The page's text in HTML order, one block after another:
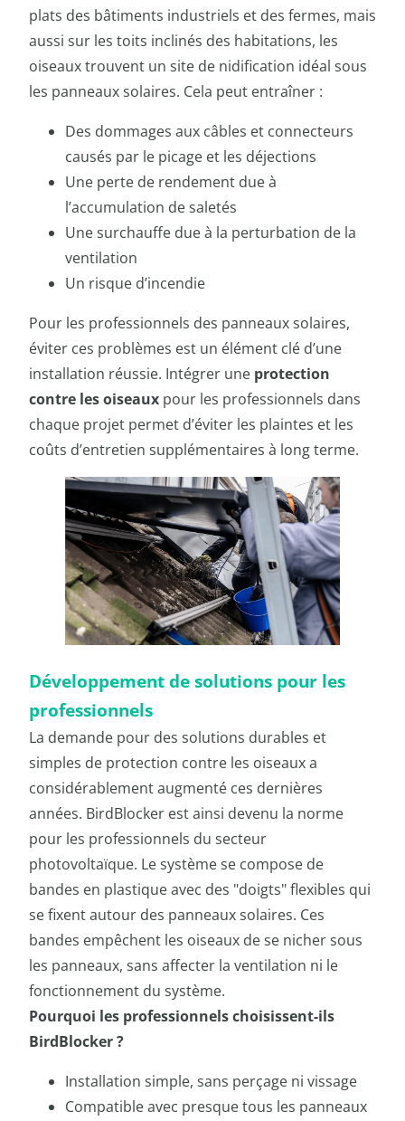
plats des bâtiments industriels et des fermes, mais
aussi sur les toits inclinés des habitations, les
oiseaux trouvent un site de nidification idéal sous
les panneaux solaires. Cela peut entraîner :
Des dommages aux câbles et connecteurs
causés par le picage et les déjections
Une perte de rendement due à
l’accumulation de saletés
Une surchauffe due à la perturbation de la
ventilation
Un risque d’incendie
Pour les professionnels des panneaux solaires,
éviter ces problèmes est un élément clé d’une
installation réussie. Intégrer une protection
contre les oiseaux pour les professionnels dans
chaque projet permet d’éviter les plaintes et les
coûts d’entretien supplémentaires à long terme.
Développement de solutions pour les
professionnels
La demande pour des solutions durables et
simples de protection contre les oiseaux a
considérablement augmenté ces dernières
années. BirdBlocker est ainsi devenu la norme
pour les professionnels du secteur
photovoltaïque. Le système se compose de
bandes en plastique avec des "doigts" flexibles qui
se fixent autour des panneaux solaires. Ces
bandes empêchent les oiseaux de se nicher sous
les panneaux, sans affecter la ventilation ni le
fonctionnement du système.
Pourquoi les professionnels choisissent-ils
BirdBlocker ?
Installation simple, sans perçage ni vissage
Compatible avec presque tous les panneaux